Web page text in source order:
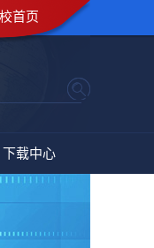
首页
下载中心